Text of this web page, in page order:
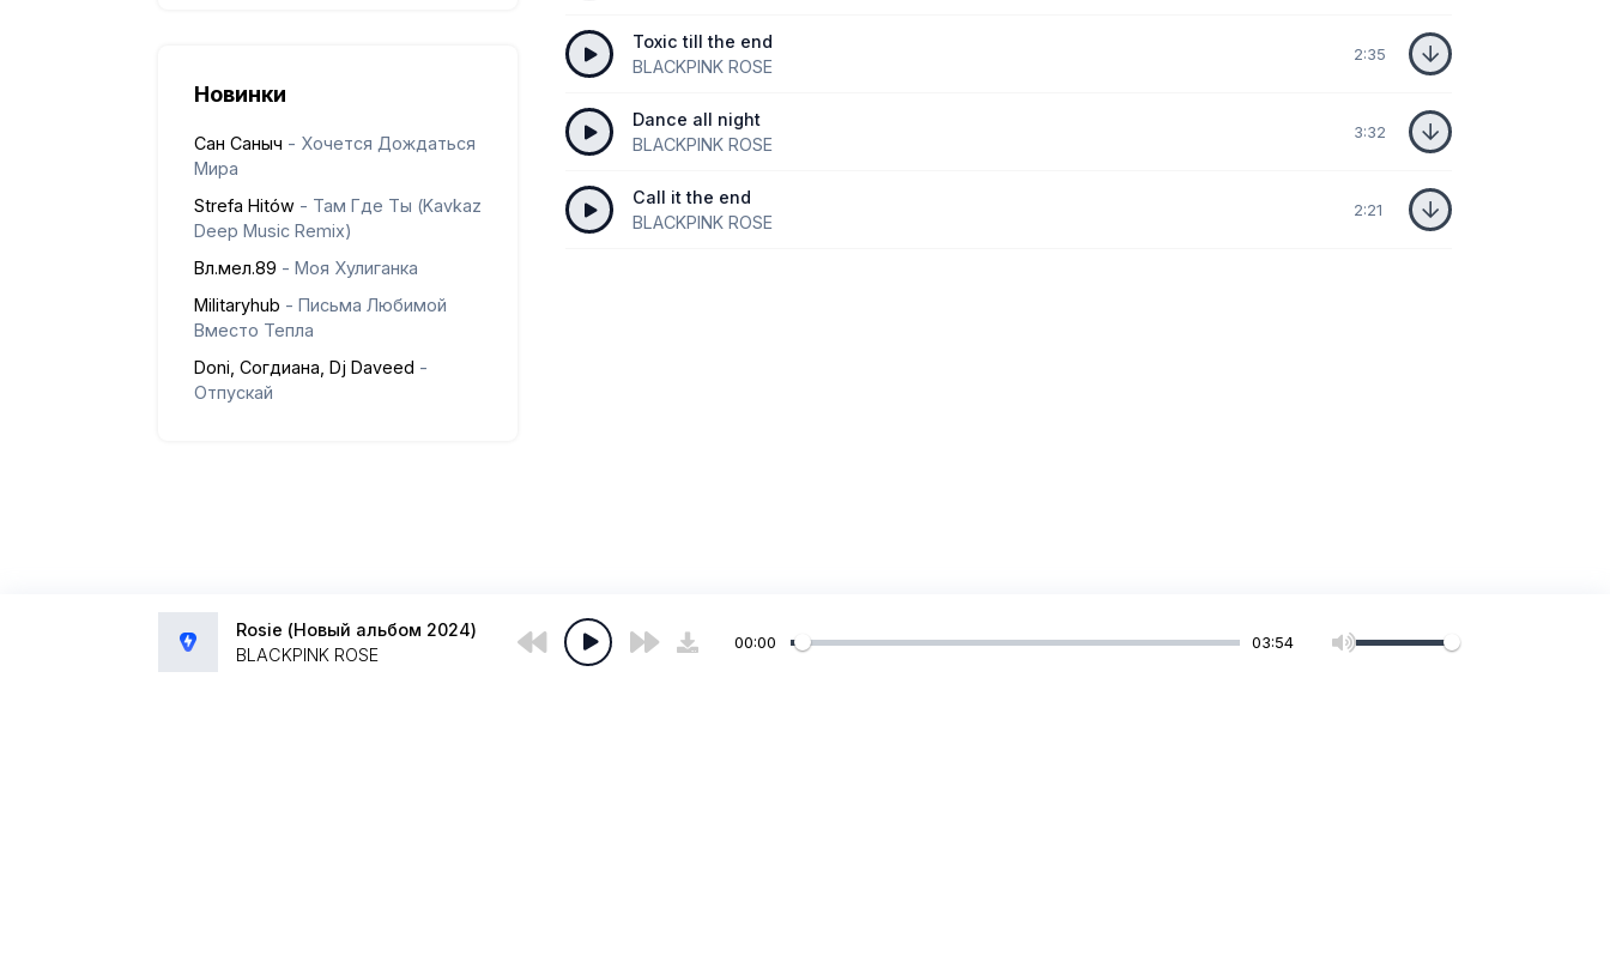
Новинки
Сан Саныч - Хочется Дождаться
Мира
Strefa Hitów - Там Где Ты (Kavkaz
Deep Music Remix)
Вл.мел.89 - Моя Хулиганка
Militaryhub - Письма Любимой
Вместо Тепла
Doni, Согдиана, Dj Daveed -
Отпускай
Toxic till the end
BLACKPINK ROSE
2:35
Dance all night
BLACKPINK ROSE
3:32
Call it the end
BLACKPINK ROSE
2:21
Rosie (Новый альбом 2024)
BLACKPINK ROSE
00:00 03:54